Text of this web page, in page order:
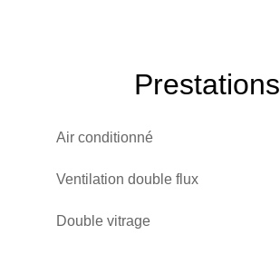
Prestations
Air conditionné
Ventilation double flux
Double vitrage